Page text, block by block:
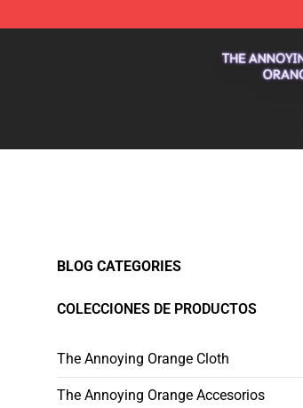
BLOG CATEGORIES
COLECCIONES DE PRODUCTOS
The Annoying Orange Cloth
The Annoying Orange Accesorios